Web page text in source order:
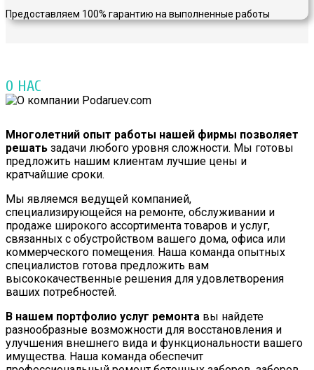
Предоставляем 100% гарантию на выполненные работы
О НАС
Многолетний опыт работы нашей фирмы позволяет
решать задачи любого уровня сложности. Мы готовы
предложить нашим клиентам лучшие цены и
кратчайшие сроки.
Мы являемся ведущей компанией,
специализирующейся на ремонте, обслуживании и
продаже широкого ассортимента товаров и услуг,
связанных с обустройством вашего дома, офиса или
коммерческого помещения. Наша команда опытных
специалистов готова предложить вам
высококачественные решения для удовлетворения
ваших потребностей.
В нашем портфолио услуг ремонта вы найдете
разнообразные возможности для восстановления и
улучшения внешнего вида и функциональности вашего
имущества. Наша команда обеспечит